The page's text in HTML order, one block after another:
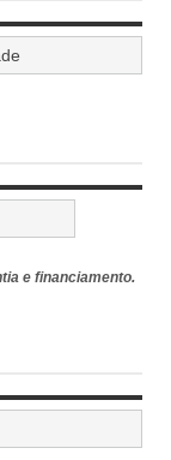
e financiamento.